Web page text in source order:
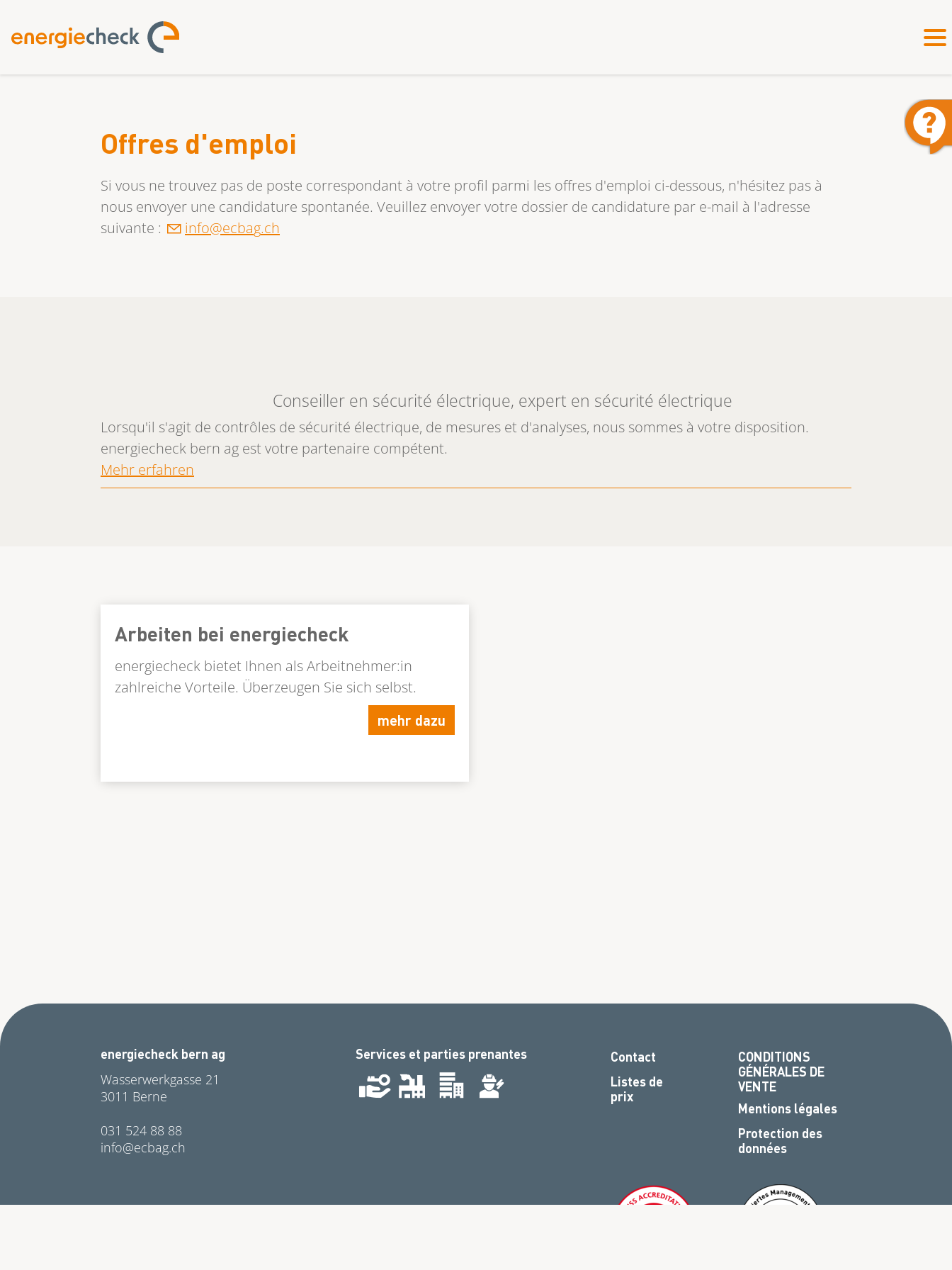
Offres d'emploi
Si vous ne trouvez pas de poste correspondant à votre profil parmi les offres d'emploi ci-dessous, n'hésitez pas à
nous envoyer une candidature spontanée. Veuillez envoyer votre dossier de candidature par e-mail à l'adresse
suivante :
nf cb g ch
Conseiller en sécurité électrique, expert en sécurité électrique
Lorsqu'il s'agit de contrôles de sécurité électrique, de mesures et d'analyses, nous sommes à votre disposition.
energiecheck bern ag est votre partenaire compétent.
Mehr erfahren
Arbeiten bei energiecheck
energiecheck bietet Ihnen als Arbeitnehmer:in
zahlreiche Vorteile. Überzeugen Sie sich selbst.
mehr dazu
energiecheck bern ag
Wasserwerkgasse 21
3011 Berne
031 524 88 88
nf
cb g ch
Services et parties prenantes
Contact
Listes de
prix
CONDITIONS
GÉNÉRALES DE
VENTE
Mentions légales
Protection des
données